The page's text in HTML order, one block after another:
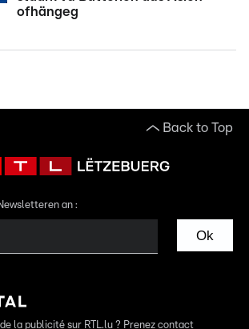
ofhängeg
Back to Top
an :
Ok
la publicité sur RTL.lu ? Prenez contact